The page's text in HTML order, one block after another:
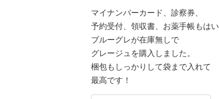
マイナンバーカード、診察券、
予約受付、領収書、お薬手帳もは
ブルーグレが在庫無しで
グレージュを購入しました。
梱包もしっかりして袋まで入れて
最高です！